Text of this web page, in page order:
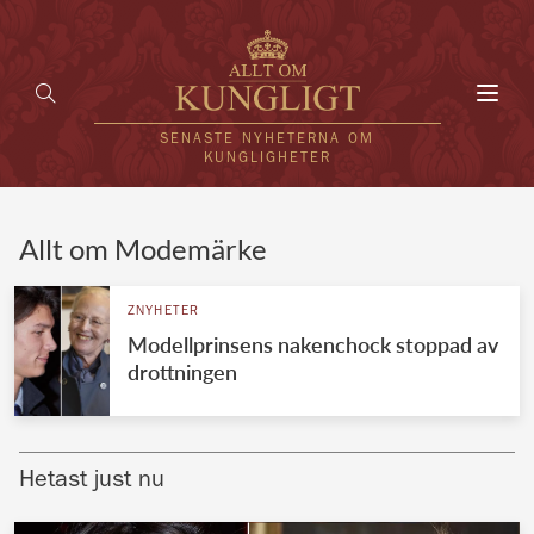
SENASTE NYHETERNA OM
KUNGLIGHETER
UTLÄNDSKT
VÄRLDENS KUNGAHUS
Brittiska kungahuset
Allt om Modemärke
ZNYHETER
Modellprinsens nakenchock stoppad av
drottningen
Hetast just nu